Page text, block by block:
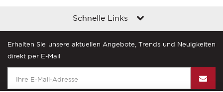
Schnelle Links
Erhalten Sie unsere aktuellen Angebote, Trends und Neuigkeiten
direkt per E-Mail